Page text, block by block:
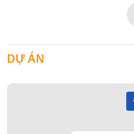
DỰ ÁN